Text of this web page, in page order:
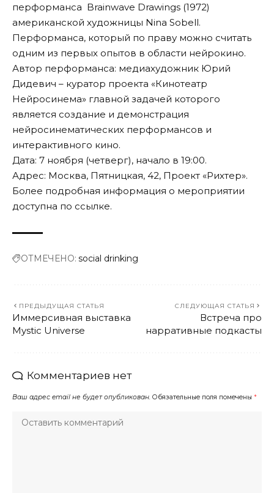
перформанса Brainwave Drawings (1972)
американской художницы Nina Sobell.
Перформанса, который по праву можно считать
одним из первых опытов в области нейрокино.
Автор перформанса: медиахудожник Юрий
Дидевич – куратор проекта «Кинотеатр
Нейросинема» главной задачей которого
является создание и демонстрация
нейросинематических перформансов и
интерактивного кино.
Дата: 7 ноября (четверг), начало в 19:00.
Адрес: Москва, Пятницкая, 42, Проект «Рихтер».
Более подробная информация о мероприятии
доступна по ссылке.
ОТМЕЧЕНО: social drinking
ПРЕДЫДУЩАЯ СТАТЬЯ
Иммерсивная выставка
Mystic Universe
СЛЕДУЮЩАЯ СТАТЬЯ
Встреча про
нарративные подкасты
Комментариев нет
Ваш адрес email не будет опубликован. Обязательные поля помечены *